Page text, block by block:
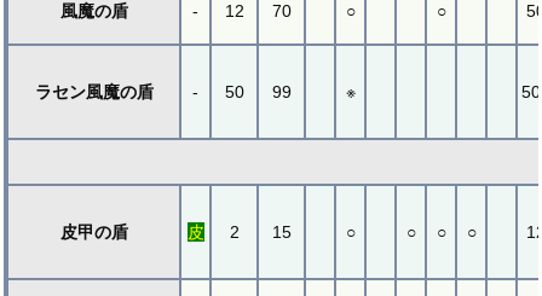
風魔の盾 - 12 70 ○ ○
ラセン風魔の盾 - 50 99 ※
皮甲の盾 皮 2 15 ○ ○ ○ ○